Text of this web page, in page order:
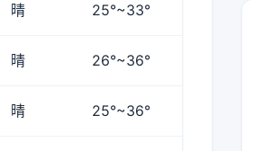
晴 25°~33°
晴 26°~36°
晴 25°~36°